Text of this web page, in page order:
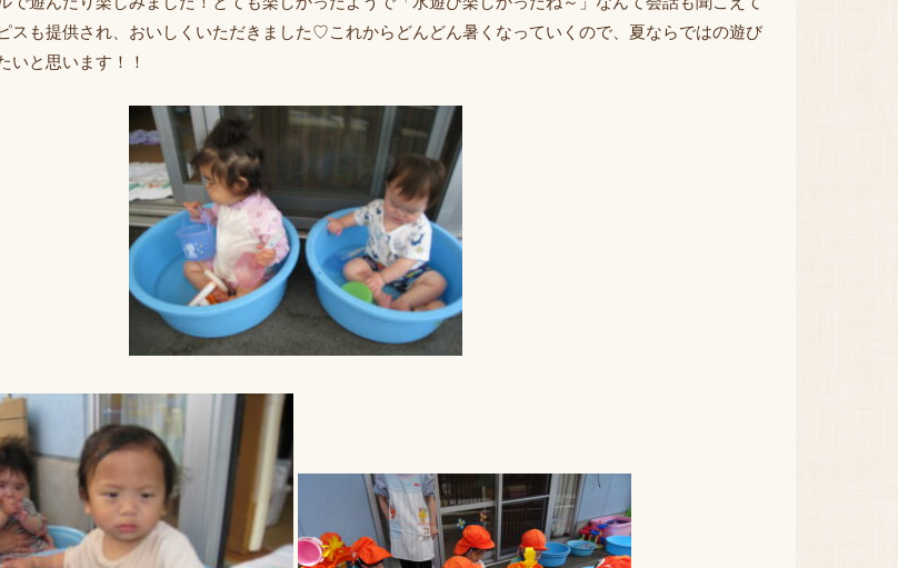
スも提供され、おいしくいただきました♡これからどんどん暑くなっていくので、夏ならではの遊び
いと思います！！